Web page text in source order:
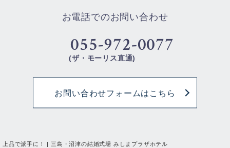
上品で派手に！ | 三島・沼津の結婚式場 みしまプラザホテル
お電話でのお問い合わせ
055-972-0077
(ザ・モーリス直通)
お問い合わせフォームはこちら